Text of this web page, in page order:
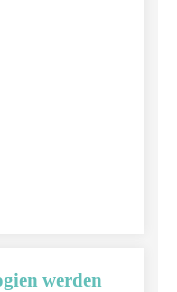
werden